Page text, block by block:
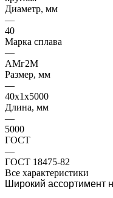
Диаметр, мм
—
40
Марка сплава
—
АМг2М
Размер, мм
—
40х1х5000
Длина, мм
—
5000
ГОСТ
—
ГОСТ 18475-82
Все характеристики
Широкий ассортимент